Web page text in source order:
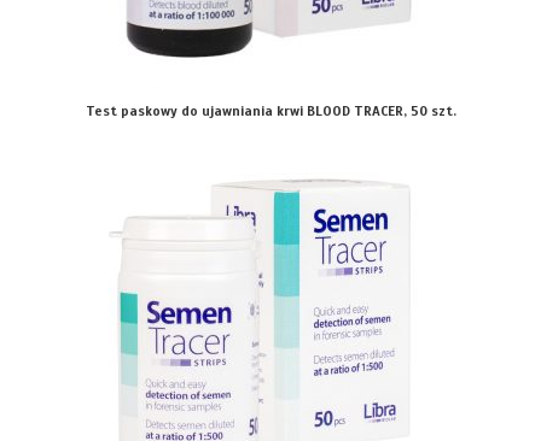
Test paskowy do ujawniania krwi BLOOD TRACER, 50 szt.